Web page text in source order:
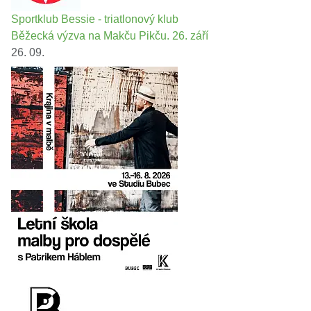
Sportklub Bessie - triatlonový klub
Běžecká výzva na Makču Pikču. 26. září
26. 09.